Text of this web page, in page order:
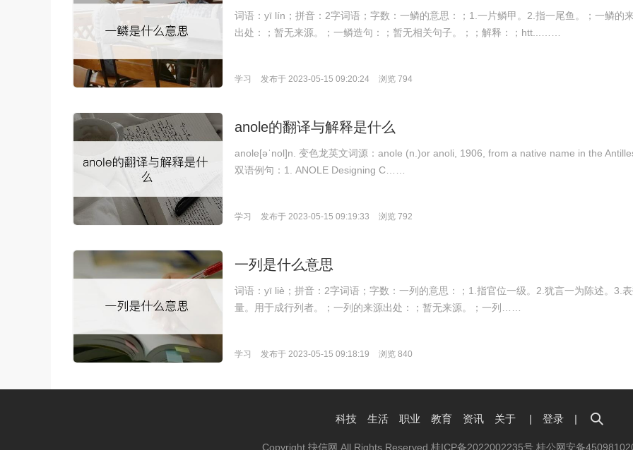
词语：yī lín；拼音：2字词语；字数：一鳞的意思：；1.一片鳞甲。2.指一尾鱼。；一鳞的
出处：；暂无来源。；一鳞造句：；暂无相关句子。；；解释：；htt...……
学习 发布于 2023-05-15 09:20:24 浏览 794
anole的翻译与解释是什么
anole[əˈnol]n. 变色龙英文词源：anole (n.)or anoli, 1906, from a native name in the
双语例句：1. ANOLE Designing C……
学习 发布于 2023-05-15 09:19:33 浏览 792
一列是什么意思
词语：yī liè；拼音：2字词语；字数：一列的意思：；1.指官位一级。2.犹言一为陈述。3.
量。用于成行列者。；一列的来源出处：；暂无来源。；一列……
学习 发布于 2023-05-15 09:18:19 浏览 840
科技 生活 职业 教育 资讯 关于 | 登录 |
Copyright 抉信网 All Rights Reserved 桂ICP备2022002235号 桂公网安备